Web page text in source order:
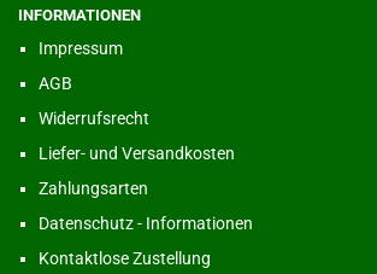
INFORMATIONEN
Impressum
AGB
Widerrufsrecht
Liefer- und Versandkosten
Zahlungsarten
Datenschutz - Informationen
Kontaktlose Zustellung